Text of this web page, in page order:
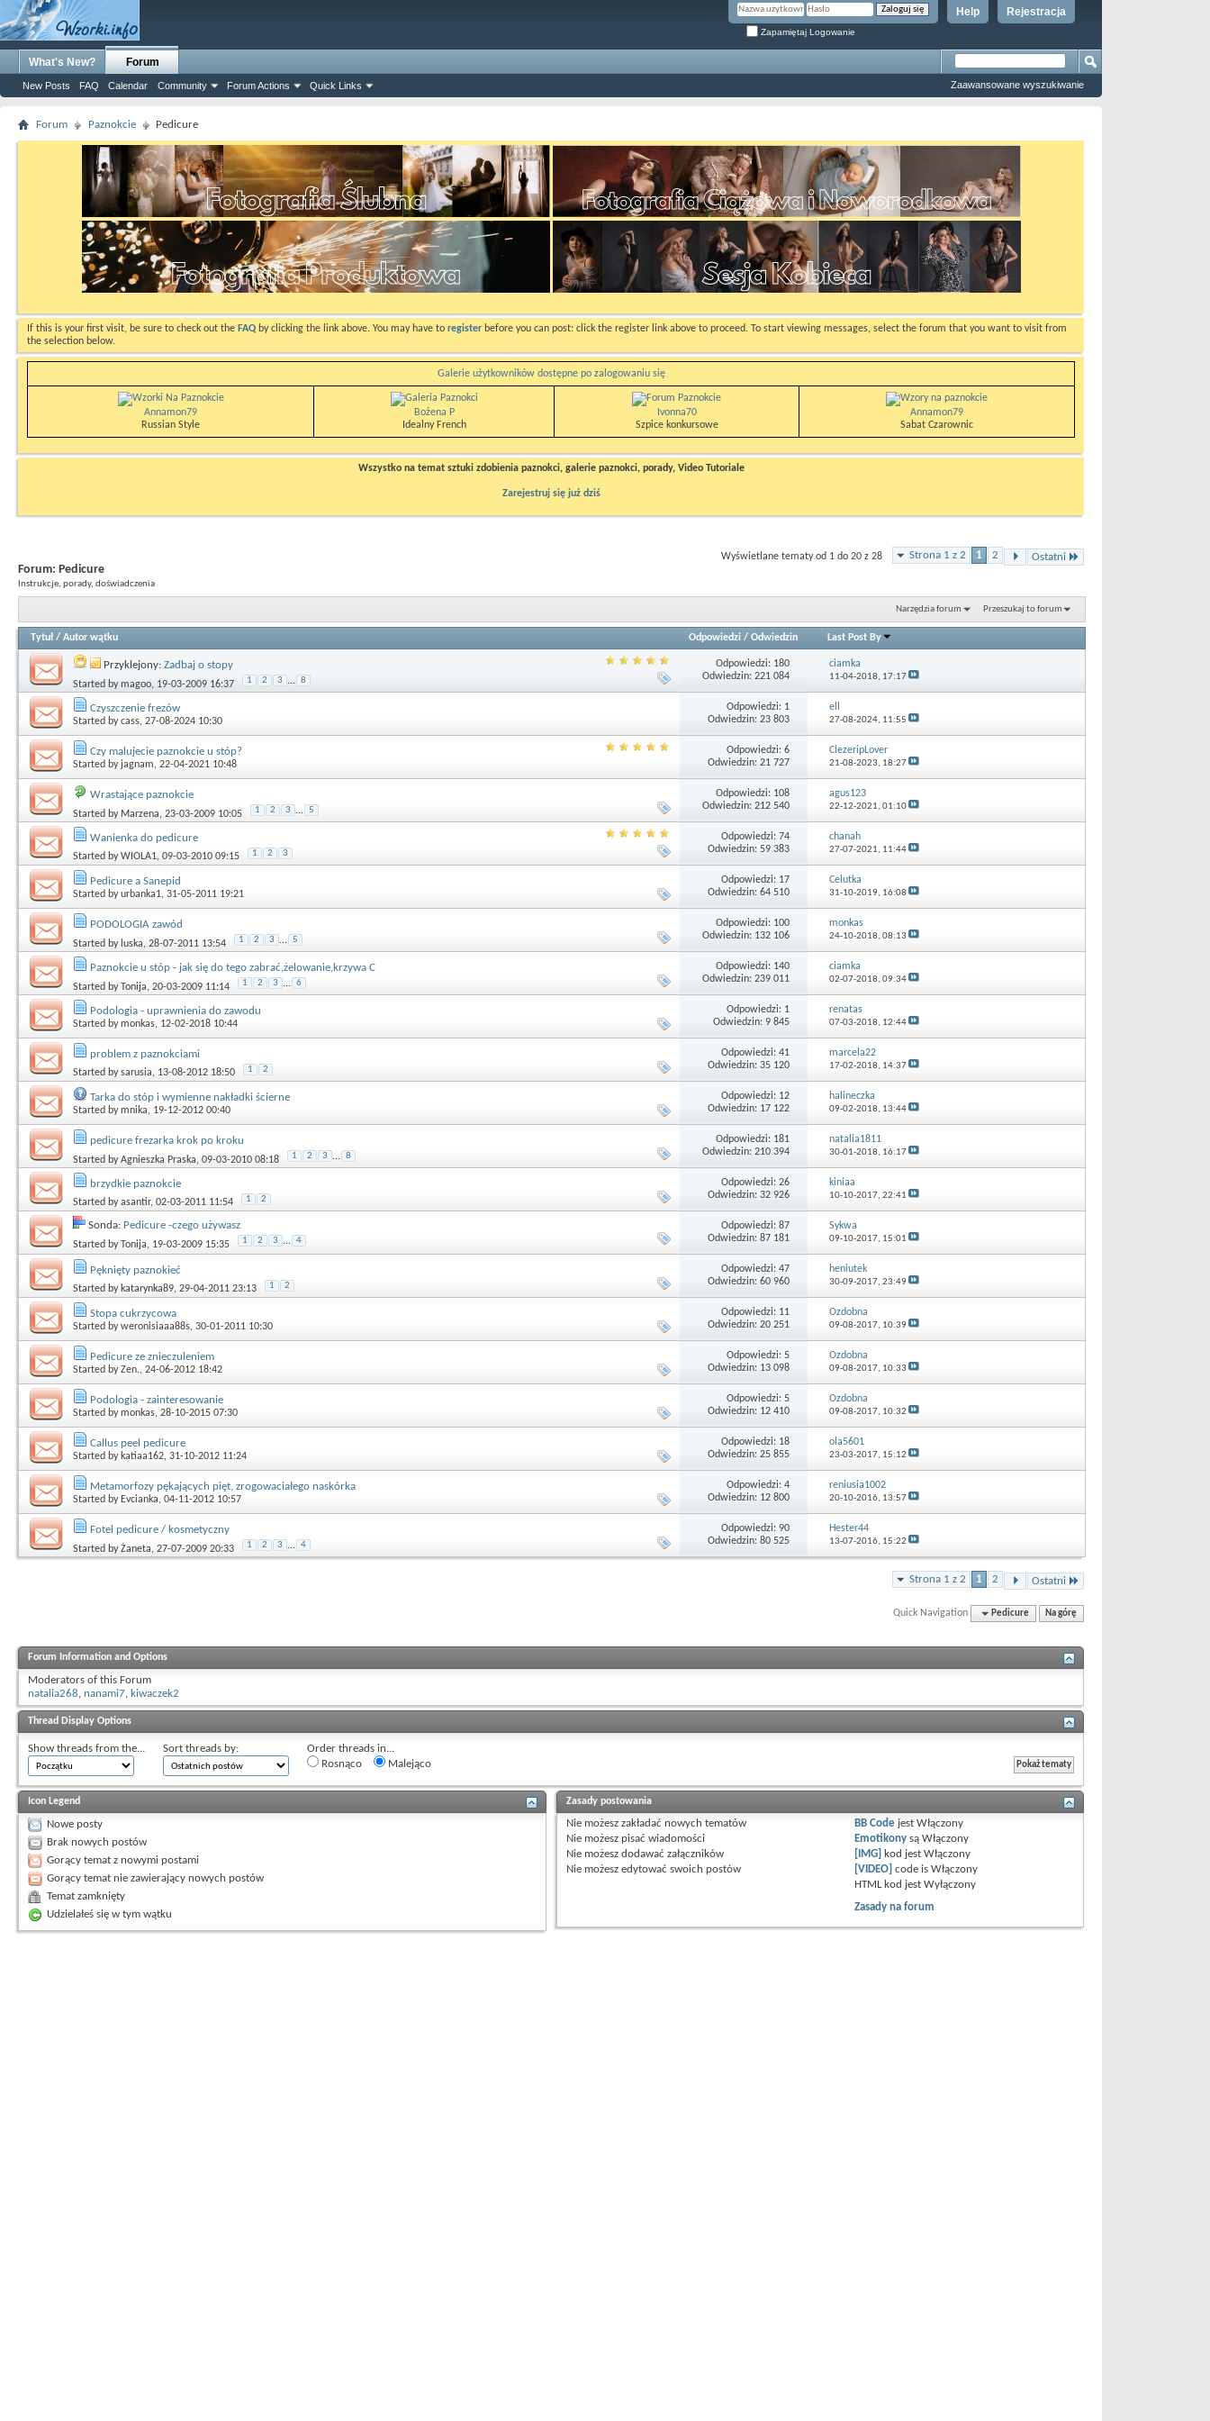
Rejestracja
Help
Zapamiętaj Logowanie
What's New? Forum
New Posts FAQ Calendar Community Forum Actions Quick Links Zaawansowane wyszukiwanie
Forum Paznokcie Pedicure
If this is your first visit, be sure to check out the FAQ by clicking the link above. You may have to register before you can post: click the register link above to proceed. To start viewing messages, select the forum that you want to visit from
the selection below.
Galerie użytkowników dostępne po zalogowaniu się
Annamon79
Russian Style
Bożena P
Idealny French
Ivonna70
Szpice konkursowe
Annamon79
Sabat Czarownic
Wszystko na temat sztuki zdobienia paznokci, galerie paznokci, porady, Video Tutoriale
Zarejestruj się już dziś
Strona 1 z 2 1 2 Ostatni
Wyświetlane tematy od 1 do 20 z 28
Forum: Pedicure
Instrukcje, porady, doświadczenia
Narzędzia forum Przeszukaj to forum
Tytuł / Autor wątku Odpowiedzi/ Odwiedzin Last Post By
Przyklejony: Zadbaj o stopy
Started bymagoo, 19-03-2009 16:37 1 2 3 ... 8
Odpowiedzi: 180
Odwiedzin: 221 084
ciamka
11-04-2018, 17:17
Czyszczenie frezów
Started bycass, 27-08-2024 10:30
Odpowiedzi: 1
Odwiedzin: 23 803
ell
27-08-2024, 11:55
Czy malujecie paznokcie u stóp?
Started by jagnam, 22-04-2021 10:48
Odpowiedzi: 6
Odwiedzin: 21 727
ClezeripLover
21-08-2023, 18:27
Wrastające paznokcie
Started by Marzena, 23-03-2009 10:05 1 2 3 ... 5
Odpowiedzi: 108
Odwiedzin: 212 540
agus123
22-12-2021, 01:10
Wanienka do pedicure
Started byWIOLA1, 09-03-2010 09:15 1 2 3
Odpowiedzi: 74
Odwiedzin: 59 383
chanah
27-07-2021, 11:44
Pedicure a Sanepid
Started byurbanka1, 31-05-2011 19:21
Odpowiedzi: 17
Odwiedzin: 64 510
Celutka
31-10-2019, 16:08
PODOLOGIA zawód
Started by luska, 28-07-2011 13:54 1 2 3 ... 5
Odpowiedzi: 100
Odwiedzin: 132 106
monkas
24-10-2018, 08:13
Paznokcie u stóp - jak się do tego zabrać,żelowanie,krzywa C
Started byTonija, 20-03-2009 11:14 1 2 3 ... 6
Odpowiedzi: 140
Odwiedzin: 239 011
ciamka
02-07-2018, 09:34
Podologia - uprawnienia do zawodu
Started bymonkas, 12-02-2018 10:44
Odpowiedzi: 1
Odwiedzin: 9 845
renatas
07-03-2018, 12:44
problem z paznokciami
Started bysarusia, 13-08-2012 18:50 1 2
Odpowiedzi: 41
Odwiedzin: 35 120
marcela22
17-02-2018, 14:37
Tarka do stóp i wymienne nakładki ścierne
Started bymnika, 19-12-2012 00:40
Odpowiedzi: 12
Odwiedzin: 17 122
halineczka
09-02-2018, 13:44
pedicure frezarka krok po kroku
Started byAgnieszka Praska, 09-03-2010 08:18 1 2 3 ... 8
Odpowiedzi: 181
Odwiedzin: 210 394
natalia1811
30-01-2018, 16:17
brzydkie paznokcie
Started byasantir, 02-03-2011 11:54 1 2
Odpowiedzi: 26
Odwiedzin: 32 926
kiniaa
10-10-2017, 22:41
Sonda: Pedicure -czego używasz
Started byTonija, 19-03-2009 15:35 1 2 3 ... 4
Odpowiedzi: 87
Odwiedzin: 87 181
Sykwa
09-10-2017, 15:01
Pęknięty paznokieć
Started by katarynka89, 29-04-2011 23:13 1 2
Odpowiedzi: 47
Odwiedzin: 60 960
heniutek
30-09-2017, 23:49
Stopa cukrzycowa
Started byweronisiaaa88s, 30-01-2011 10:30
Odpowiedzi: 11
Odwiedzin: 20 251
Ozdobna
09-08-2017, 10:39
Pedicure ze znieczuleniem
Started byZen., 24-06-2012 18:42
Odpowiedzi: 5
Odwiedzin: 13 098
Ozdobna
09-08-2017, 10:33
Podologia - zainteresowanie
Started bymonkas, 28-10-2015 07:30
Odpowiedzi: 5
Odwiedzin: 12 410
Ozdobna
09-08-2017, 10:32
Callus peel pedicure
Started by katiaa162, 31-10-2012 11:24
Odpowiedzi: 18
Odwiedzin: 25 855
ola5601
23-03-2017, 15:12
Metamorfozy pękających pięt, zrogowaciałego naskórka
Started by Evcianka, 04-11-2012 10:57
Odpowiedzi: 4
Odwiedzin: 12 800
reniusia1002
20-10-2016, 13:57
Fotel pedicure / kosmetyczny
Started byŻaneta, 27-07-2009 20:33 1 2 3 ... 4
Odpowiedzi: 90
Odwiedzin: 80 525
Hester44
13-07-2016, 15:22
Strona 1 z 2 1 2 Ostatni
Quick Navigation Pedicure Na górę
Forum Information and Options
Moderators of this Forum
natalia268, nanami7, kiwaczek2
Thread Display Options
Show threads from the... Sort threads by:
Order threads in...
Rosnąco
Malejąco
Icon Legend
Nowe posty
Brak nowych postów
Gorący temat z nowymi postami
Gorący temat nie zawierający nowych postów
Temat zamknięty
Udzielałeś się w tym wątku
Zasady postowania
Nie możeszzakładać nowych tematów
Nie możeszpisać wiadomości
Nie możeszdodawać załączników
Nie możeszedytować swoich postów
BB Code jestWłączony
Emotikony sąWłączony
[IMG] kod jestWłączony
[VIDEO] code isWłączony
HTML kod jestWyłączony
Zasady na forum